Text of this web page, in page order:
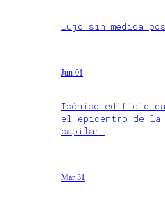
Lujo sin medida
Jun 01
Icónico edificio
el epicentro de la
capilar
Mar 31